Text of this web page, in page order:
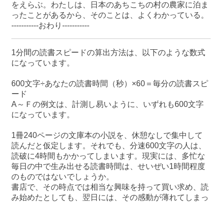
をえらぶ。わたしは、日本のあちこちの村の農家に泊ま
ったことがあるから、そのことは、よくわかっている。
-----------おわり-----------
1分間の読書スピードの算出方法は、以下のような数式
になっています。
600文字÷あなたの読書時間（秒）×60＝毎分の読書スピ
ード
A～Ｆの例文は、計測し易いように、いずれも600文字
になっています。
1冊240ページの文庫本の小説を、休憩なしで集中して
読んだと仮定します。それでも、分速600文字の人は、
読破に4時間もかかってしまいます。現実には、多忙な
毎日の中で生み出せる読書時間は、せいぜい1時間程度
のものではないでしょうか。
書店で、その時点では相当な興味を持って買い求め、読
み始めたとしても、翌日には、その感動が薄れてしまっ